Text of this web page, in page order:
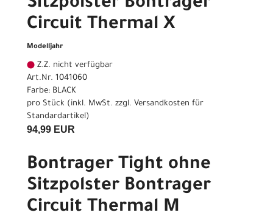
Circuit Thermal X
Modelljahr
Z.Z. nicht verfügbar
Art.Nr. 1041060
Farbe: BLACK
pro Stück (inkl. MwSt. zzgl. Versandkosten für
Standardartikel)
94,99 EUR
Bontrager Tight ohne
Sitzpolster Bontrager
Circuit Thermal M